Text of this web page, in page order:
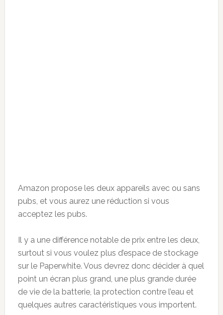
Amazon propose les deux appareils avec ou sans
pubs, et vous aurez une réduction si vous
acceptez les pubs.
Il y a une différence notable de prix entre les deux,
surtout si vous voulez plus d’espace de stockage
sur le Paperwhite. Vous devrez donc décider à quel
point un écran plus grand, une plus grande durée
de vie de la batterie, la protection contre l’eau et
quelques autres caractéristiques vous importent.